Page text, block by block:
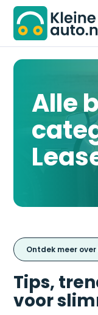
Alle
Ontdek meer over
Tips,
voor